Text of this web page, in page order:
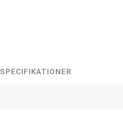
SPECIFIKATIONER